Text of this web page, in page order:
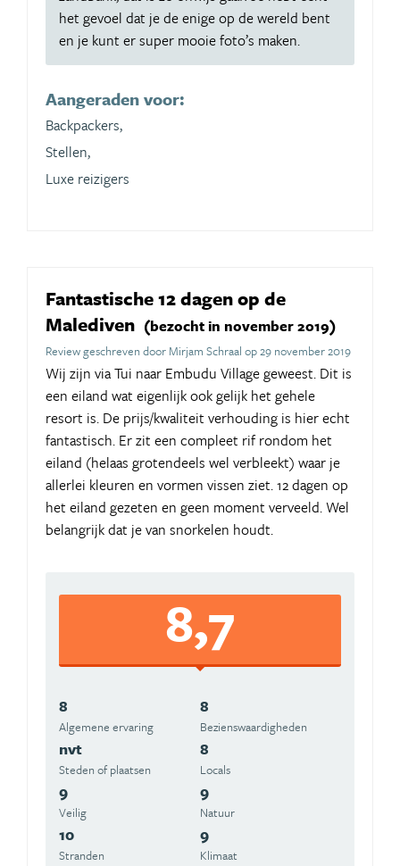
het gevoel dat je de enige op de wereld bent
en je kunt er super mooie foto’s maken.
Aangeraden voor:
Backpackers,
Stellen,
Luxe reizigers
Fantastische 12 dagen op de
Malediven (bezocht in november 2019)
Review geschreven door Mirjam Schraal op 29 november 2019
Wij zijn via Tui naar Embudu Village geweest. Dit is
een eiland wat eigenlijk ook gelijk het gehele
resort is. De prijs/kwaliteit verhouding is hier echt
fantastisch. Er zit een compleet rif rondom het
eiland (helaas grotendeels wel verbleekt) waar je
allerlei kleuren en vormen vissen ziet. 12 dagen op
het eiland gezeten en geen moment verveeld. Wel
belangrijk dat je van snorkelen houdt.
8,7
8
Algemene ervaring
8
Beziens­waardigheden
nvt
Steden of plaatsen
8
Locals
9
Veilig
9
Natuur
10
Stranden
9
Klimaat